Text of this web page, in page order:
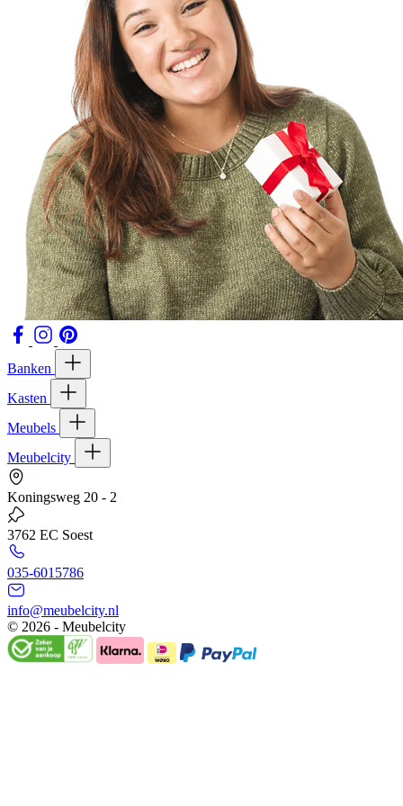
Banken
Kasten
Meubels
Meubelcity
Koningsweg 20 - 2
3762 EC Soest
035-6015786
info@meubelcity.nl
© 2026 - Meubelcity